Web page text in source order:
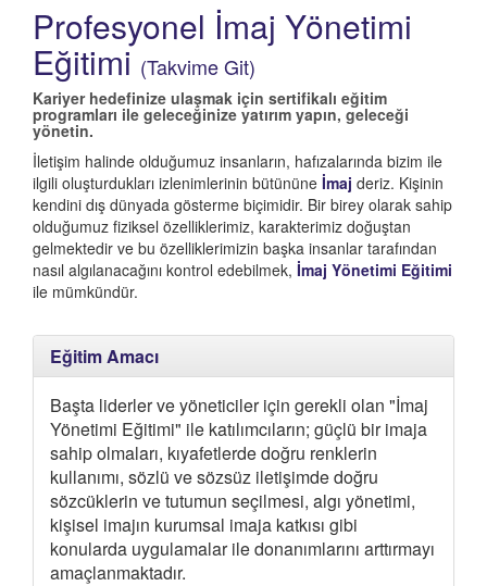
Profesyonel İmaj Yönetimi
Eğitimi (Takvime Git)
Kariyer hedefinize ulaşmak için sertifikalı eğitim
programları ile geleceğinize yatırım yapın, geleceği
yönetin.
İletişim halinde olduğumuz insanların, hafızalarında bizim ile
ilgili oluşturdukları izlenimlerinin bütününe İmaj deriz. Kişinin
kendini dış dünyada gösterme biçimidir. Bir birey olarak sahip
olduğumuz fiziksel özelliklerimiz, karakterimiz doğuştan
gelmektedir ve bu özelliklerimizin başka insanlar tarafından
nasıl algılanacağını kontrol edebilmek, İmaj Yönetimi Eğitimi
ile mümkündür.
Eğitim Amacı
Başta liderler ve yöneticiler için gerekli olan "İmaj
Yönetimi Eğitimi" ile katılımcıların; güçlü bir imaja
sahip olmaları, kıyafetlerde doğru renklerin
kullanımı, sözlü ve sözsüz iletişimde doğru
sözcüklerin ve tutumun seçilmesi, algı yönetimi,
kişisel imajın kurumsal imaja katkısı gibi
konularda uygulamalar ile donanımlarını arttırmayı
amaçlanmaktadır.